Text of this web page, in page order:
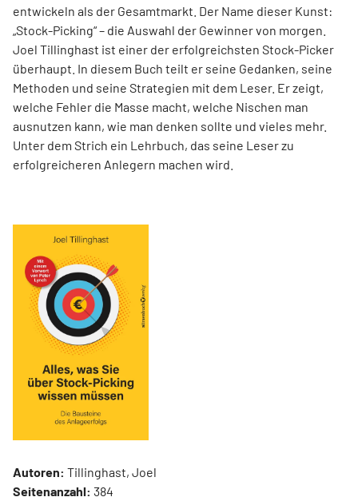
entwickeln als der Gesamtmarkt. Der Name dieser Kunst:
„Stock-Picking“ – die Auswahl der Gewinner von morgen.
Joel Tillinghast ist einer der erfolgreichsten Stock-Picker
überhaupt. In diesem Buch teilt er seine Gedanken, seine
Methoden und seine Strategien mit dem Leser. Er zeigt,
welche Fehler die Masse macht, welche Nischen man
ausnutzen kann, wie man denken sollte und vieles mehr.
Unter dem Strich ein Lehrbuch, das seine Leser zu
erfolgreicheren Anlegern machen wird.
Autoren: Tillinghast, Joel
Seitenanzahl: 384